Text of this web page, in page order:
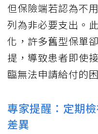
但保險端若認為不
列為非必要支出。
化，許多舊型保單
提，導致患者即使
臨無法申請給付的
專家提醒：定期
差異